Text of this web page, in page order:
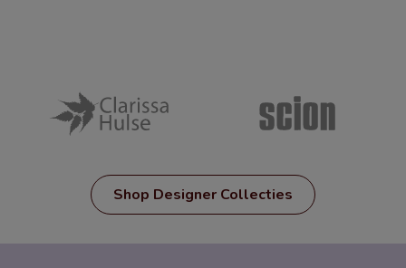
Shop Designer Collecties